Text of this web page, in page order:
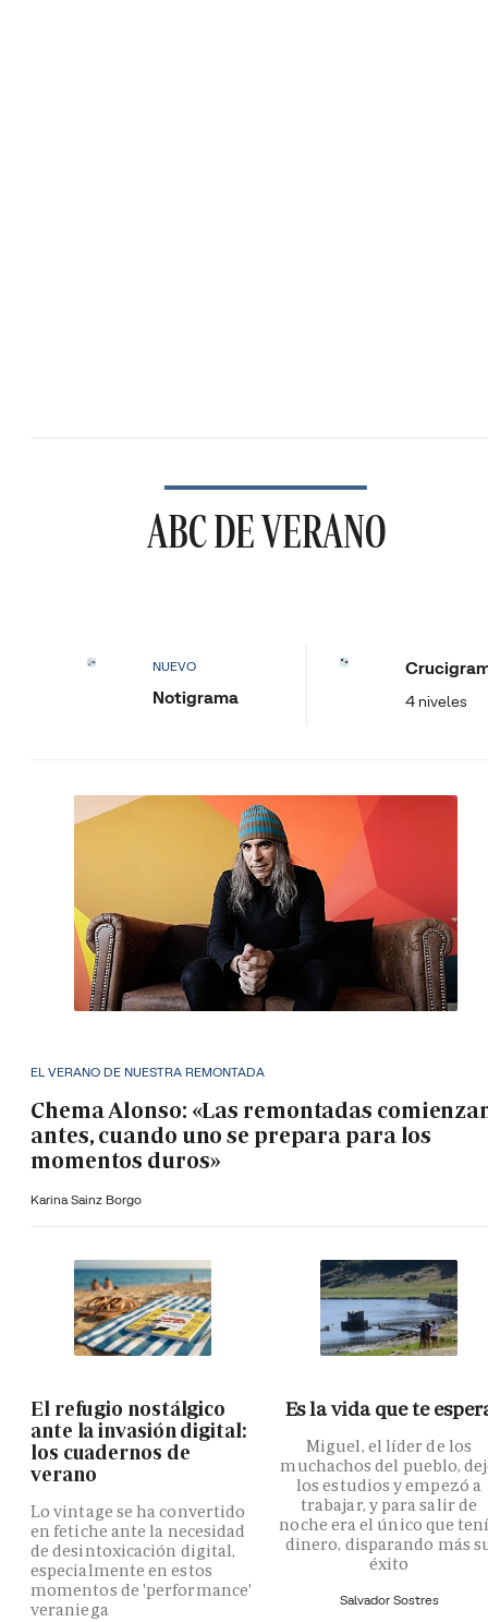
ABC DE VERANO
NUEVO
Notigrama 4 niveles
EL VERANO DE NUESTRA REMONTADA
Chema Alonso: «Las remontadas
antes, cuando uno se prepara para los
momentos duros»
Karina Sainz Borgo
El refugio nostálgico
ante la invasión digital:
los cuadernos de
verano
Lo vintage se ha convertido
en fetiche ante la necesidad
de desintoxicación digital,
especialmente en estos
momentos de 'performance'
veraniega
Es la vida que te
Miguel, el líder de los
muchachos del pueblo,
los estudios y empezó a
trabajar, y para salir de
noche era el único que
dinero, disparando más
éxito
Salvador Sostres